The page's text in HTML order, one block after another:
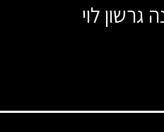
גרשון לוי